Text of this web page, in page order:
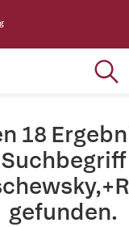
18
Suchbegriff
gefunden.